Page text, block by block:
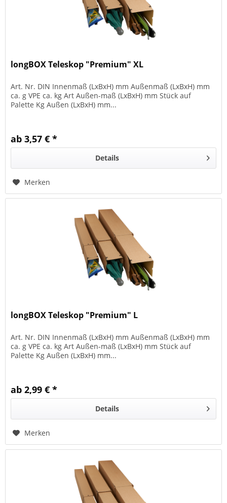
longBOX Teleskop "Premium" XL
Art. Nr. DIN Innenmaß (LxBxH) mm Außenmaß (LxBxH) mm
ca. g VPE ca. kg Art Außen-maß (LxBxH) mm Stück auf
Palette Kg Außen (LxBxH) mm...
ab 3,57 € *
Details
Merken
longBOX Teleskop "Premium" L
Art. Nr. DIN Innenmaß (LxBxH) mm Außenmaß (LxBxH) mm
ca. g VPE ca. kg Art Außen-maß (LxBxH) mm Stück auf
Palette Kg Außen (LxBxH) mm...
ab 2,99 € *
Details
Merken